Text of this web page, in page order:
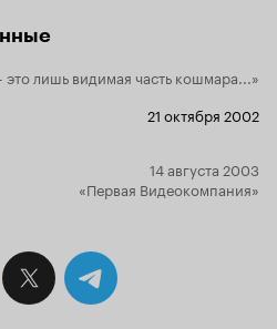
это лишь видимая часть кошмара...»
21 октября 2002
14 августа 2003
«Первая Видеокомпания»